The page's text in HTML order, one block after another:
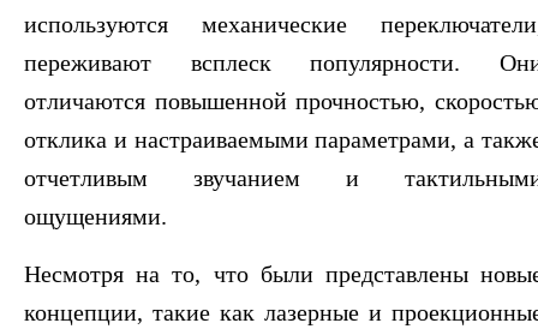
используются механические
переживают всплеск популярности.
отличаются повышенной прочностью,
отклика и настраиваемыми параметрами, а
отчетливым звучанием и
ощущениями.
Несмотря на то, что были представлены
концепции, такие как лазерные и